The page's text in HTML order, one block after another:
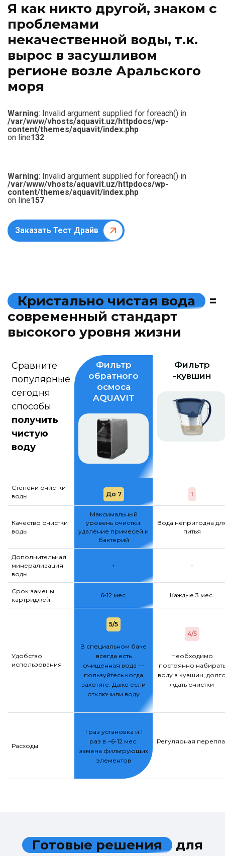
Я как никто другой, знаком c
проблемами
некачественной воды, т.к.
вырос в засушливом
регионе возле Аральского
моря
Warning: Invalid argument supplied for foreach() in
/var/www/vhosts/aquavit.uz/httpdocs/wp-
content/themes/aquavit/index.php
on line132
Warning: Invalid argument supplied for foreach() in
/var/www/vhosts/aquavit.uz/httpdocs/wp-
content/themes/aquavit/index.php
on line157
Заказать Тест Драйв
Кристально чистая вода
=
современный стандарт
высокого уровня жизни
Сравните
популярные
сегодня
способы
получить
чистую
воду
Фильтр
обратного
осмоса
AQUAVIT
Фильтр
-кувшин
Степени очистки
воды
До 7 1
Качество очистки
воды
Максимальный
уровень очистки:
удаление примесей и
бактерий
Вода непригодна
питья
Дополнительная
минерализация
воды
+ -
Срок замены
картриджей
6-12 мес. Каждые 3 мес.
Удобство
использования
5/5
В специальном баке
всегда есть
очищенная вода —
пользуйтесь когда
захотите. Даже если
отключили воду
4/5
Необходимо
постоянно набирать
воду в кувшин,
ждать очистки
Расходы
1 раз установка и 1
раз в ~6-12 мес.
замена фильтрующих
элементов
Регулярная
Готовые решения для